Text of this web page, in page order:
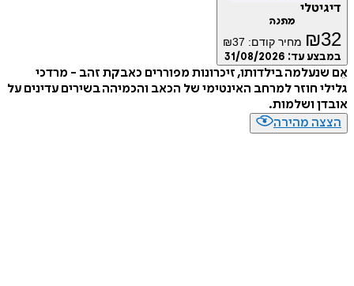
דיגיטלי
מתנה
₪32 מחיר קודם: ₪37
במבצע עד: 31/08/2026
אֵם שנעלמה בילדותו, זיכרונות מפוררים כאבקת זהב - מרדכי
גלילי חוזר למרחב האינטימי של הכאב והכמיהה בשירים עדינים על
אובדן ושלמות.
הצצה מהירה